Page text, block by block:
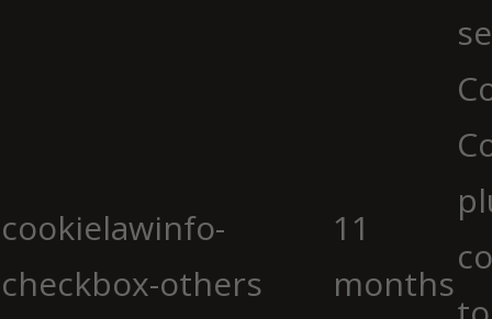
cookielawinfo-
checkbox-others
11
months